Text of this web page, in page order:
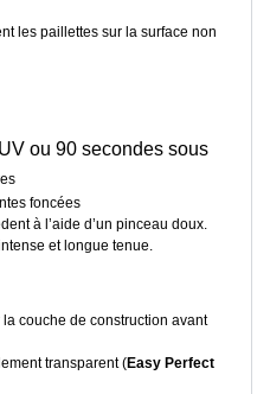
les paillettes sur la surface non
ou 90 secondes sous
foncées
à l’aide d’un pinceau doux.
et longue tenue.
couche de construction avant
transparent (Easy Perfect